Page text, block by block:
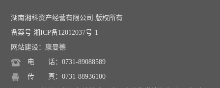
湖南湘科资产经营有限公司 版权所有
备案号 湘ICP备12012037号-1
网站建设：康曼德
电 话：0731-89088589
传 真：0731-88936100